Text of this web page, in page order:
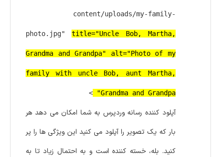
content/uploads/my-family-
photo.jpg"title="Uncle Bob, Martha,
Grandma and Grandpa" alt="Photo of my
family with uncle Bob, aunt Martha,
Grandma and Grandpa"
>
آپلود کننده رسانه وردپرس به شما امکان می دهد هر
بار که یک تصویر را آپلود می کنید این ویژگی ها را پر
کنید. بله، خسته کننده است و به احتمال زیاد تا به